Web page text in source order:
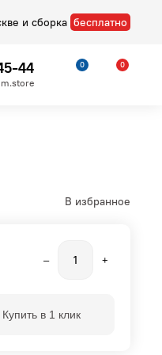
и сборка бесплатно
Стелла
44 0 0
В избранное
– +
Купить в 1 клик